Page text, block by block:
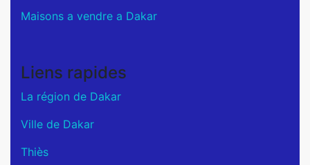
Maisons a vendre a Dakar
Liens rapides
La région de Dakar
Ville de Dakar
Thiès